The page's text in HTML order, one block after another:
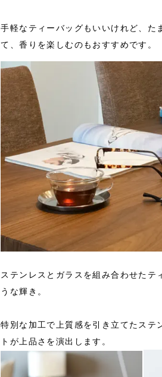
手軽なティーバッグもいいけれど、た
て、香りを楽しむのもおすすめです。
ステンレスとガラスを組み合わせたテ
うな輝き。
特別な加工で上質感を引き立てたステ
トが上品さを演出します。